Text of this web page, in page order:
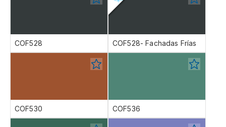
COF528 COF528- Fachadas Frías
COF530 COF536